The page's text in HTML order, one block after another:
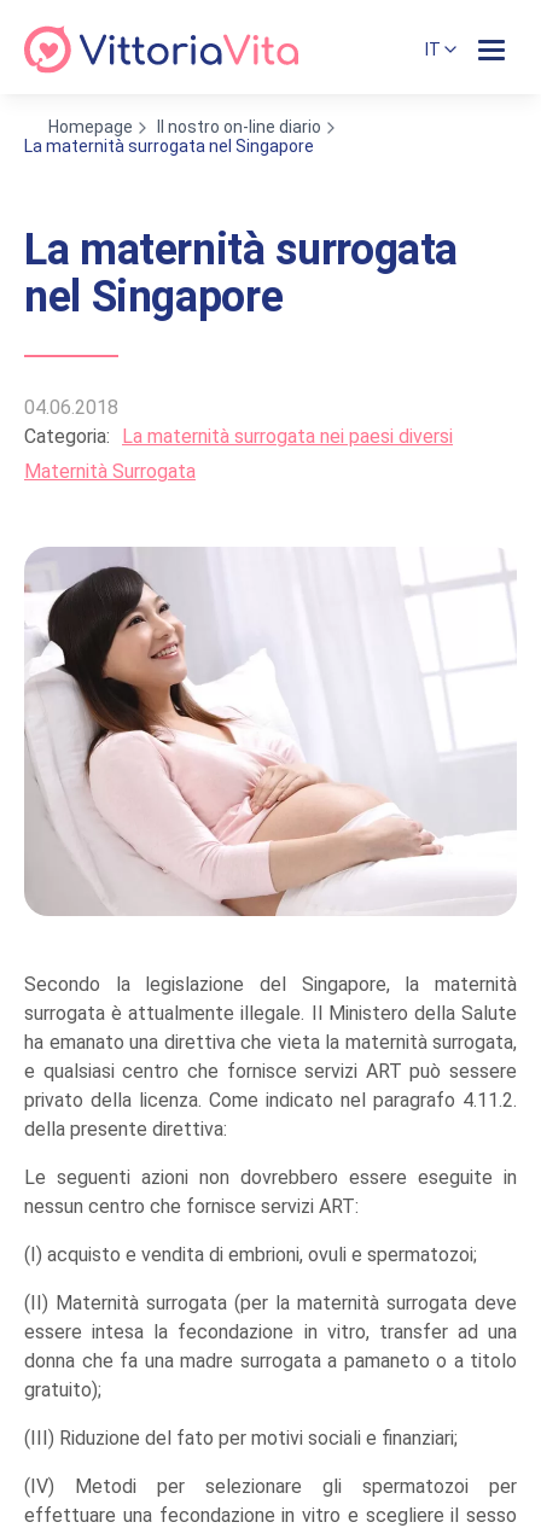
IT
Homepage
Il nostro on-line diario
La maternità surrogata nel Singapore
La maternità surrogata
nel Singapore
04.06.2018
Categoria:
La maternità surrogata nei paesi diversi
Maternità Surrogata
Secondo la legislazione del Singapore, la maternità
surrogata è attualmente illegale. Il Ministero della Salute
ha emanato una direttiva che vieta la maternità surrogata,
e qualsiasi centro che fornisce servizi ART può sessere
privato della licenza. Come indicato nel paragrafo 4.11.2.
della presente direttiva:
Le seguenti azioni non dovrebbero essere eseguite in
nessun centro che fornisce servizi ART:
(I) acquisto e vendita di embrioni, ovuli e spermatozoi;
(II) Maternità surrogata (per la maternità surrogata deve
essere intesa la fecondazione in vitro, transfer ad una
donna che fa una madre surrogata a pamaneto o a titolo
gratuito);
(III) Riduzione del fato per motivi sociali e finanziari;
(IV) Metodi per selezionare gli spermatozoi per
effettuare una fecondazione in vitro e scegliere il sesso